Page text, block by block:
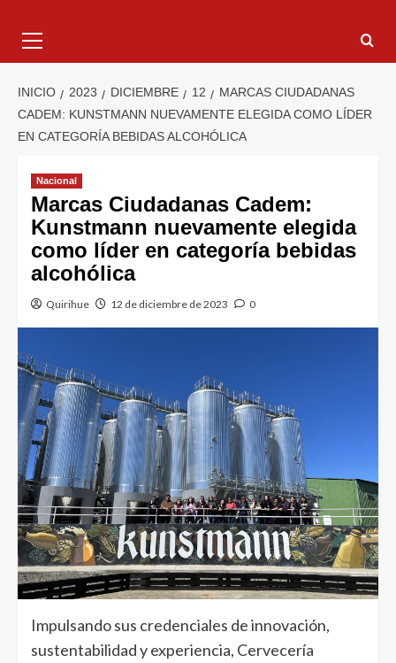
INICIO 2023 DICIEMBRE 12
MARCAS CIUDADANAS
CADEM: KUNSTMANN NUEVAMENTE ELEGIDA COMO LÍDER
EN CATEGORÍA BEBIDAS ALCOHÓLICA
Nacional
Marcas Ciudadanas Cadem:
Kunstmann nuevamente elegida
como líder en categoría bebidas
alcohólica
Quirihue 12 de diciembre de 2023 0
Impulsando sus credenciales de innovación,
sustentabilidad y experiencia, Cervecería